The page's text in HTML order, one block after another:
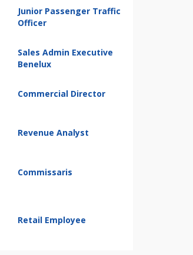
Junior Passenger Traffic
Officer
Sales Admin Executive
Benelux
Commercial Director
Revenue Analyst
Commissaris
Retail Employee